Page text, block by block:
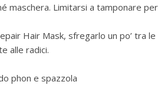
maschera. Limitarsi a tamponare per
Hair Mask, sfregarlo un po’ tra le
alle radici.
phon e spazzola